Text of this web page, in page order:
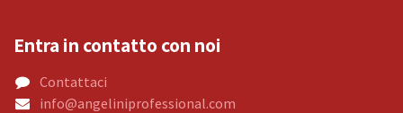
Entra in contatto con noi
Contattaci
info@angeliniprofessional.com